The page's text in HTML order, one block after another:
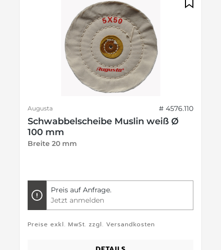
Augusta # 4576.110
Schwabbelscheibe Muslin weiß Ø
100 mm
Breite 20 mm
Preis auf Anfrage.
Jetzt anmelden
Preise exkl. MwSt. zzgl. Versandkosten